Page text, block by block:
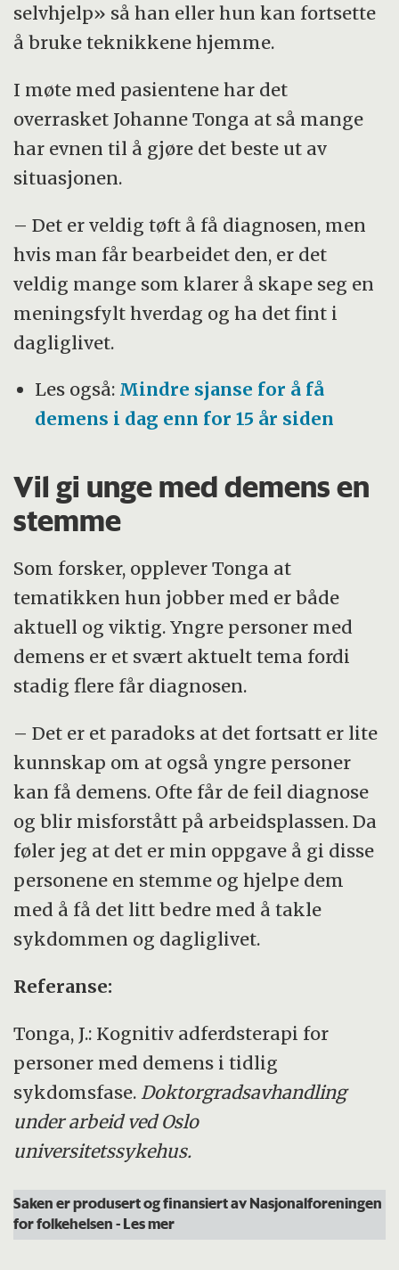
selvhjelp» så han eller hun kan fortsette
å bruke teknikkene hjemme.
I møte med pasientene har det
overrasket Johanne Tonga at så mange
har evnen til å gjøre det beste ut av
situasjonen.
– Det er veldig tøft å få diagnosen, men
hvis man får bearbeidet den, er det
veldig mange som klarer å skape seg en
meningsfylt hverdag og ha det fint i
dagliglivet.
Les også: Mindre sjanse for å få
demens i dag enn for 15 år siden
Vil gi unge med demens en
stemme
Som forsker, opplever Tonga at
tematikken hun jobber med er både
aktuell og viktig. Yngre personer med
demens er et svært aktuelt tema fordi
stadig flere får diagnosen.
– Det er et paradoks at det fortsatt er lite
kunnskap om at også yngre personer
kan få demens. Ofte får de feil diagnose
og blir misforstått på arbeidsplassen. Da
føler jeg at det er min oppgave å gi disse
personene en stemme og hjelpe dem
med å få det litt bedre med å takle
sykdommen og dagliglivet.
Referanse:
Tonga, J.: Kognitiv adferdsterapi for
personer med demens i tidlig
sykdomsfase. Doktorgradsavhandling
under arbeid ved Oslo
universitetssykehus.
Saken er produsert og finansiert av Nasjonalforeningen
for folkehelsen- Les mer